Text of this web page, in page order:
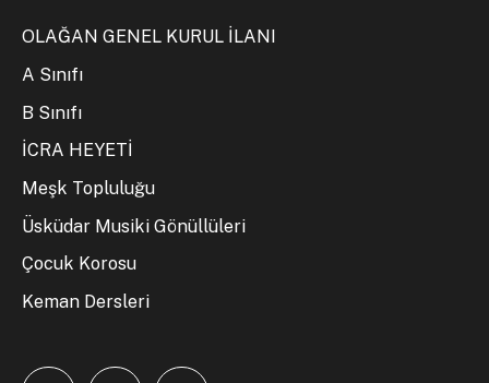
OLAĞAN GENEL KURUL İLANI
A Sınıfı
B Sınıfı
İCRA HEYETİ
Meşk Topluluğu
Üsküdar Musiki Gönüllüleri
Çocuk Korosu
Keman Dersleri